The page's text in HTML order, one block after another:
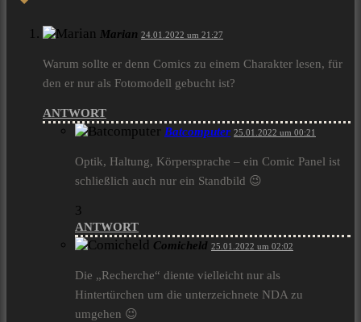
Marian 24.01.2022 um 21:27
Warum sollte er denn Comics zu einem Charakter lesen, für
den er nur als Fotomodell gebucht ist?
ANTWORT
Batcomputer 25.01.2022 um 00:21
Optik, Haltung, Körpersprache – ein Comic Panel ist
schließlich auch nur ein Standbild 😉
3
ANTWORT
Comicheld 25.01.2022 um 02:02
Die „Recherche“ diente vielleicht nur als
Hintertürchen um die unterzeichnete NDA zu
umgehen 😉